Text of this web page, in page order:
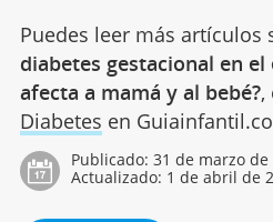
Puedes leer más artículos
diabetes gestacional en el
afecta a mamá y al bebé?,
Diabetes en
Publicado: 31 de marzo de
Actualizado: 1 de abril de